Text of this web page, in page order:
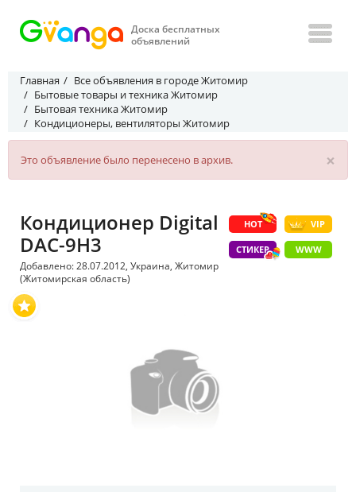
Доска бесплатных
объявлений
Главная
Все объявления в городе Житомир
Бытовые товары и техника Житомир
Бытовая техника Житомир
Кондиционеры, вентиляторы Житомир
×
Это объявление было перенесено в архив.
HOT VIP
СТИКЕР WWW
Кондиционер Digital
DAC-9H3
Добавлено: 28.07.2012, Украина, Житомир
(Житомирская область)